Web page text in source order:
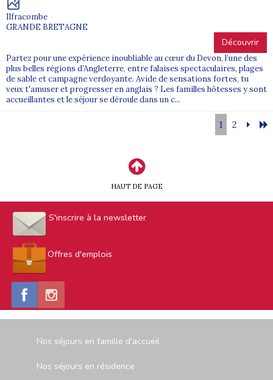
Ilfracombe
GRANDE BRETAGNE
Découvrir
Partez pour une expérience inoubliable au cœur du Devon, l’une des
plus belles régions d’Angleterre, entre falaises spectaculaires, plages
de sable et campagne verdoyante. Avide de sensations fortes, tu
veux t'amuser et progresser en anglais ? Les familles hôtesses y sont
accueillantes et le séjour se déroule dans un c...
1 2
HAUT DE PAGE
S'inscrire à la newsletter
Offres d'emplois
Nos séjours en famille d'accueil
Nos séjours en résidence